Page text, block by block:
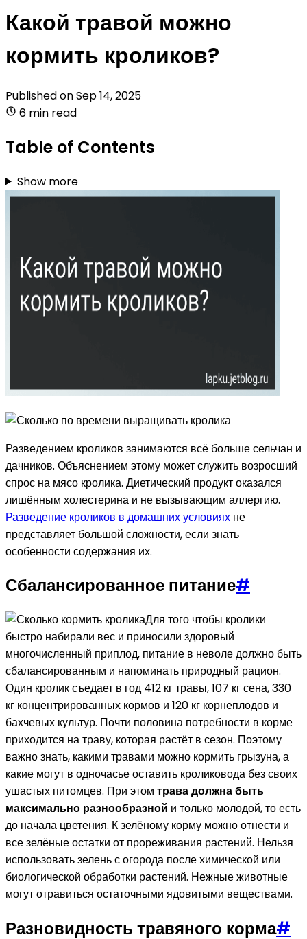
Какой травой можно
кормить кроликов?
Published onSep 14, 2025
6 min read
Table of Contents
Show more
Разведением кроликов занимаются всё больше сельчан и
дачников. Объяснением этому может служить возросший
спрос на мясо кролика. Диетический продукт оказался
лишённым холестерина и не вызывающим аллергию.
Разведение кроликов в домашних условиях не
представляет большой сложности, если знать
особенности содержания их.
Сбалансированное питание#
Для того чтобы кролики
быстро набирали вес и приносили здоровый
многочисленный приплод, питание в неволе должно быть
сбалансированным и напоминать природный рацион.
Один кролик съедает в год 412 кг травы, 107 кг сена, 330
кг концентрированных кормов и 120 кг корнеплодов и
бахчевых культур. Почти половина потребности в корме
приходится на траву, которая растёт в сезон. Поэтому
важно знать, какими травами можно кормить грызуна, а
какие могут в одночасье оставить кроликовода без своих
ушастых питомцев. При этом трава должна быть
максимально разнообразной и только молодой, то есть
до начала цветения. К зелёному корму можно отнести и
все зелёные остатки от прореживания растений. Нельзя
использовать зелень с огорода после химической или
биологической обработки растений. Нежные животные
могут отравиться остаточными ядовитыми веществами.
Разновидность травяного корма#